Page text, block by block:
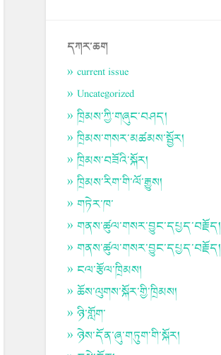
དཀར་ཆག
current issue
Uncategorized
ཁྲིམས་ཀྱི་གཞུང་བཤད།
ཁྲིམས་གསར་མཚམས་སྦྱོར།
ཁྲིམས་བཟོའི་སྐོར།
ཁྲིམས་རིག་གི་ལོ་རྒྱུས།
གཏེར་ཁ་
གནས་ཚུལ་གསར་བྱུང་དཔྱད་བརྗོད།
གནས་ཚུལ་གསར་བྱུང་དཔྱད་བརྗོད།
ངལ་རྩོལ་ཁྲིམས།
ཆོས་ལུགས་སྐོར་གྱི་ཁྲིམས།
ཉི་གློག་
ཉེས་དོན་ཞུ་གཏུག་གི་སྐོར།